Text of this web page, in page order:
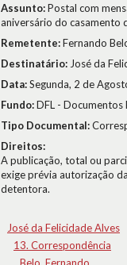
Assunto:Postal com
aniversário do casamento
Remetente:Fernando
Destinatário: José da
Data:Segunda, 2 de
Fundo:DFL - Documentos
Tipo Documental:
Direitos:
A publicação, total ou
exige prévia autorização
detentora.
José da Felicidade Alves
13. Correspondência